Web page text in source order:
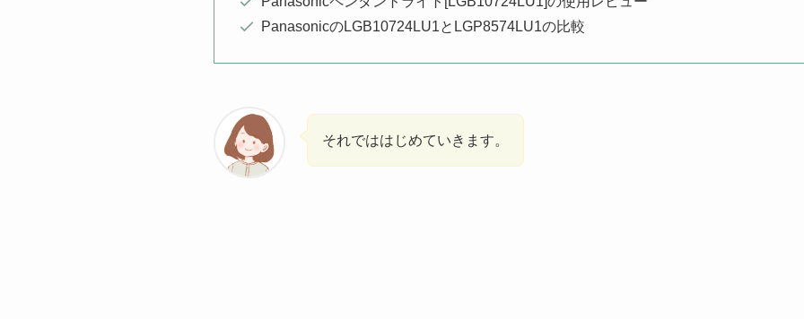
PanasonicのLGB10724LU1とLGP8574LU1の比較
それでははじめていきます。